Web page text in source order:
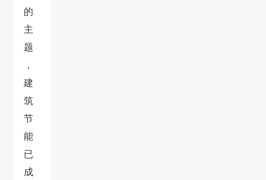
的
主
题
，
建
筑
节
能
已
成